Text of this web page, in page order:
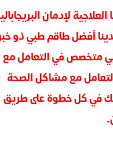
لإدمان
أفضل طاقم طبي ذو
متخصص في التعامل مع
مع مشاكل الصحة
في كل خطوة على طريق